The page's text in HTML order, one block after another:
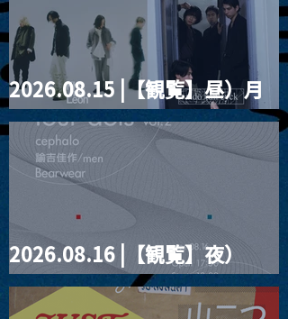
2026.08.15 |【観覧】昼）月
見ルpre.『POLYHEDRON』
2026.08.16 |【観覧】夜）
four dots vol.2